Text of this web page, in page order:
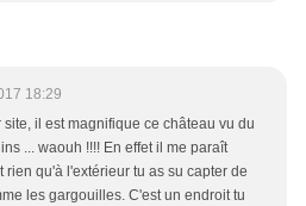
18:29
il est magnifique ce château vu du
... waouh !!!! En effet il me paraît
rien qu'à l'extérieur tu as su capter de
les gargouilles. C'est un endroit tu